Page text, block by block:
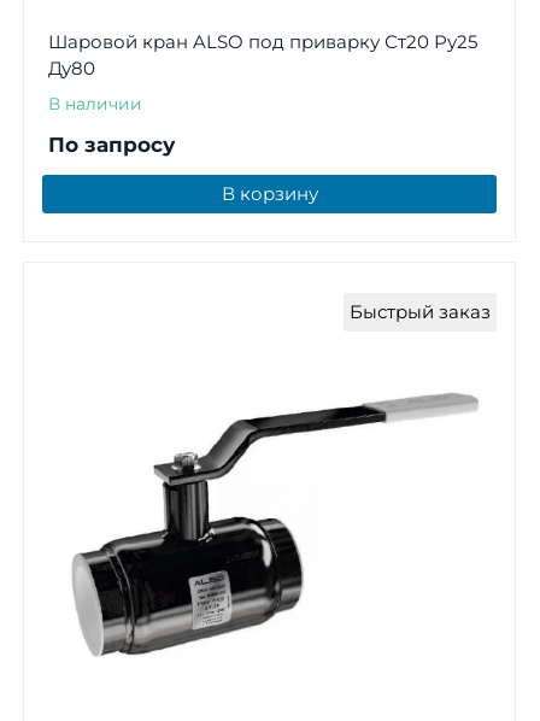
Шаровой кран ALSO под приварку Ст20 Ру25
Ду80
В наличии
По запросу
В корзину
Быстрый заказ